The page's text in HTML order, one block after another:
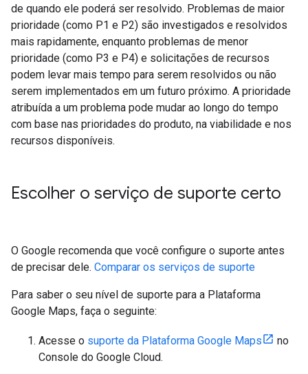
de quando ele poderá ser resolvido. Problemas de maior
prioridade (como P1 e P2) são investigados e resolvidos
mais rapidamente, enquanto problemas de menor
prioridade (como P3 e P4) e solicitações de recursos
podem levar mais tempo para serem resolvidos ou não
serem implementados em um futuro próximo. A prioridade
atribuída a um problema pode mudar ao longo do tempo
com base nas prioridades do produto, na viabilidade e nos
recursos disponíveis.
Escolher o serviço de suporte certo
O Google recomenda que você configure o suporte antes
de precisar dele. Comparar os serviços de suporte
Para saber o seu nível de suporte para a Plataforma
Google Maps, faça o seguinte:
Acesse o suporte da Plataforma Google Maps
no
Console do Google Cloud.